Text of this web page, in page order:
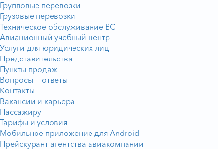
Групповые перевозки
Грузовые перевозки
Техническое обслуживание ВС
Авиационный учебный центр
Услуги для юридических лиц
Представительства
Пункты продаж
Вопросы — ответы
Контакты
Вакансии и карьера
Пассажиру
Тарифы и условия
Мобильное приложение для Android
Прейскурант агентства авиакомпании